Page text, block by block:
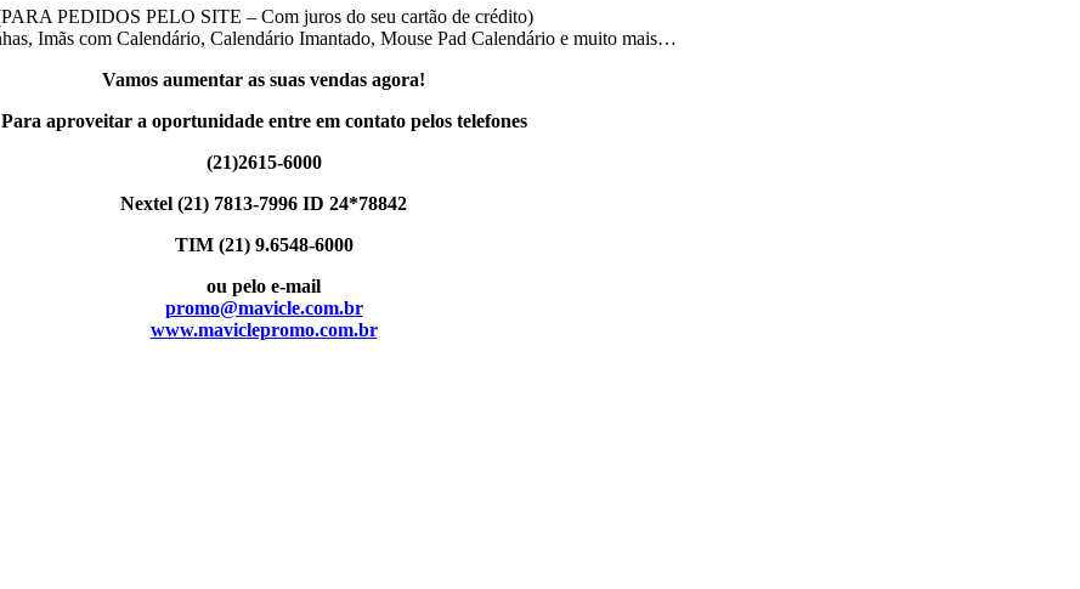
PEDIDOS PELO SITE – Com juros do seu cartão de crédito)
Imãs com Calendário, Calendário Imantado, Mouse Pad Calendário e muito mais…
Vamos aumentar as suas vendas agora!
Para aproveitar a oportunidade entre em contato pelos telefones
(21)2615-6000
Nextel (21) 7813-7996 ID 24*78842
TIM (21) 9.6548-6000
ou pelo e-mail
promo@mavicle.com.br
www.maviclepromo.com.br